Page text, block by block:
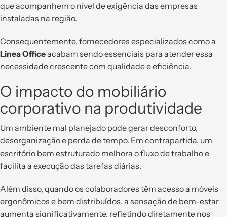
que acompanhem o nível de exigência das empresas
instaladas na região.
Consequentemente, fornecedores especializados como a
Linea Officeacabam sendo essenciais para atender essa
necessidade crescente com qualidade e eficiência.
O impacto do mobiliário
corporativo na produtividade
Um ambiente mal planejado pode gerar desconforto,
desorganização e perda de tempo. Em contrapartida, um
escritório bem estruturado melhora o fluxo de trabalho e
facilita a execução das tarefas diárias.
Além disso, quando os colaboradores têm acesso a móveis
ergonômicos e bem distribuídos, a sensação de bem-estar
aumenta significativamente, refletindo diretamente nos